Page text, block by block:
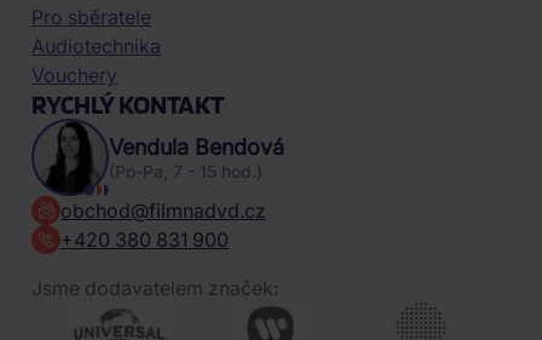
Pro sběratele
Audiotechnika
Vouchery
RYCHLÝ KONTAKT
Vendula Bendová
(Po-Pa, 7 - 15 hod.)
obchod@filmnadvd.cz
+420 380 831 900
Jsme dodavatelem značek: